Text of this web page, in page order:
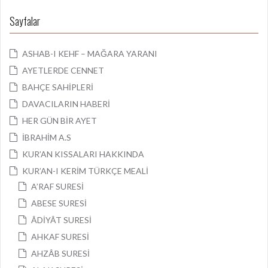
Sayfalar
ASHAB-I KEHF – MAĞARA YARANI
AYETLERDE CENNET
BAHÇE SAHİPLERİ
DAVACILARIN HABERİ
HER GÜN BİR AYET
İBRAHİM A.S
KUR’AN KISSALARI HAKKINDA
KUR’AN-I KERİM TÜRKÇE MEALİ
A’RAF SURESİ
ABESE SURESİ
ÂDİYÂT SURESİ
AHKAF SURESİ
AHZÂB SURESİ